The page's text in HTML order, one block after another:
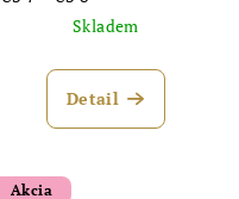
Skladem
Detail
Akcia